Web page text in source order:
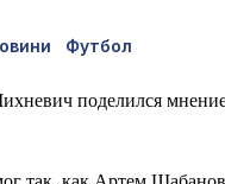
Футбол
поделился